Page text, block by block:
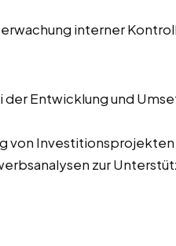
interner
der Entwicklung und
von Investitionsprojekten
zur